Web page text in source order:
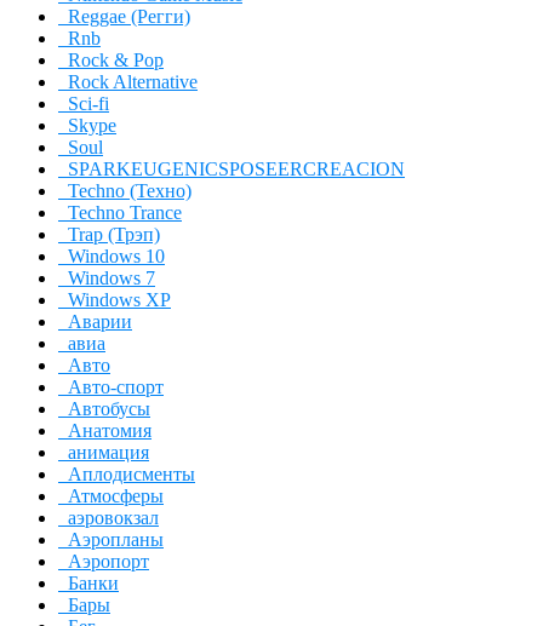
Reggae (Регги)
Rnb
Rock & Pop
Rock Alternative
Sci-fi
Skype
Soul
SPARKEUGENICSPOSEERCREACION
Techno (Техно)
Techno Trance
Trap (Трэп)
Windows 10
Windows 7
Windows XP
Аварии
авиа
Авто
Авто-спорт
Автобусы
Анатомия
анимация
Аплодисменты
Атмосферы
аэровокзал
Аэропланы
Аэропорт
Банки
Бары